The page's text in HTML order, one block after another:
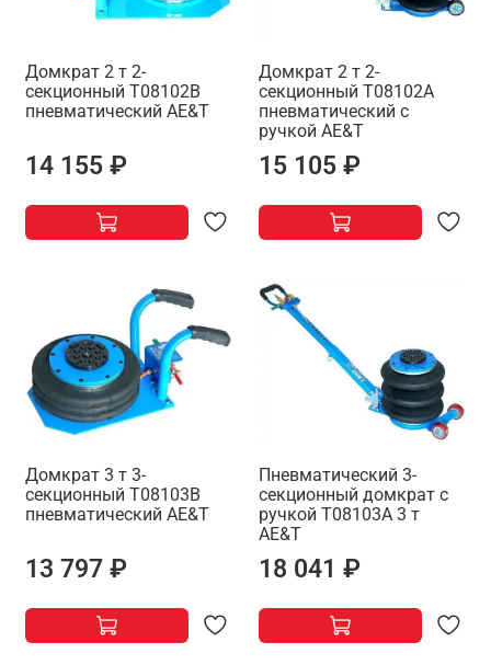
Домкрат 2 т 2-
секционный T08102B
пневматический AE&T
14 155 ₽
Домкрат 2 т 2-
секционный T08102A
пневматический с
ручкой AE&T
15 105 ₽
Домкрат 3 т 3-
секционный T08103B
пневматический AE&T
13 797 ₽
Пневматический 3-
секционный домкрат с
ручкой T08103A 3 т
AE&T
18 041 ₽